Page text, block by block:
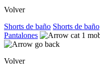
Volver
Shorts de baño Shorts de baño
Pantalones
Volver